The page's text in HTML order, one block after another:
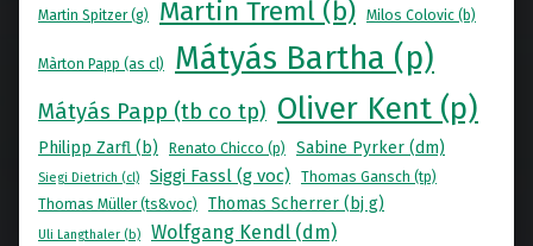
Martin Spitzer (g) Martin Treml (b) Milos Colovic (b)
Màrton Papp (as cl) Mátyás Bartha (p)
Mátyás Papp (tb co tp) Oliver Kent (p)
Philipp Zarfl (b) Renato Chicco (p) Sabine Pyrker (dm)
Siegi Dietrich (cl) Siggi Fassl (g voc)
Thomas Gansch (tp)
Thomas Müller (ts&voc)
Thomas Scherrer (bj g)
Uli Langthaler (b) Wolfgang Kendl (dm)